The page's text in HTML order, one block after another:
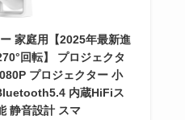
家庭用【2025年最新進
回転】 プロジェクタ
プロジェクター 小
内蔵HiFiス
静音設計 スマ